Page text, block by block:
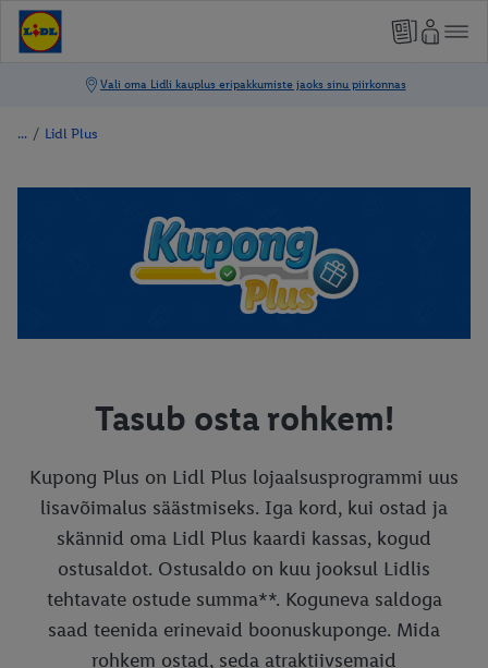
/ Lidl Plus
Tasub osta rohkem!
Kupong Plus on Lidl Plus lojaalsusprogrammi uus
lisavõimalus säästmiseks. Iga kord, kui ostad ja
skännid oma Lidl Plus kaardi kassas, kogud
ostusaldot. Ostusaldo on kuu jooksul Lidlis
tehtavate ostude summa**. Koguneva saldoga
saad teenida erinevaid boonuskuponge. Mida
rohkem ostad, seda atraktiivsemaid